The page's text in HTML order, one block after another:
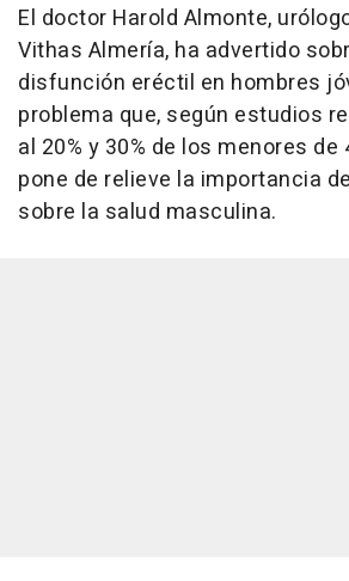
El doctor Harold Almonte,
Vithas Almería, ha advertido
disfunción eréctil en hombres
problema que, según estudios
al 20% y 30% de los menores de
pone de relieve la importancia
sobre la salud masculina.